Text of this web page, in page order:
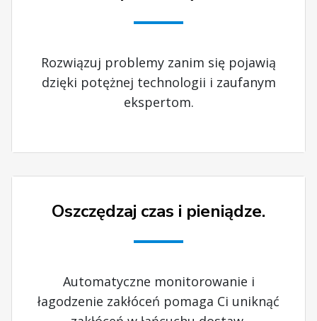
Rozwiązuj problemy zanim się pojawią
dzięki potężnej technologii i zaufanym
ekspertom.
Oszczędzaj czas i pieniądze.
Automatyczne monitorowanie i
łagodzenie zakłóceń pomaga Ci uniknąć